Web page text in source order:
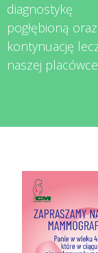
diagnostykę
pogłębioną oraz
kontynuację
naszej